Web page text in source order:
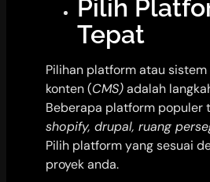
Pilih
Tepat
Pilihan platform atau
konten (CMS)adalah
Beberapa platform populer
shopify, drupal, ruang
Pilih platform yang sesuai
proyek anda.